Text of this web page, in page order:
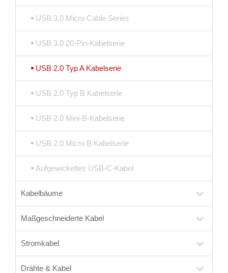
USB 3.0 Micro Cable Series
USB 3.0 20-Pin-Kabelserie
USB 2.0 Typ A Kabelserie
USB 2.0 Typ B Kabelserie
USB 2.0 Mini-B-Kabelserie
USB 2.0 Micro B Kabelserie
Aufgewickeltes USB-C-Kabel
Kabelbäume
Maßgeschneiderte Kabel
Stromkabel
Drähte & Kabel